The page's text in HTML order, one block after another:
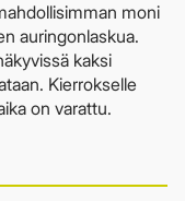
moni
auringonlaskua.
kaksi
Kierrokselle
on varattu.